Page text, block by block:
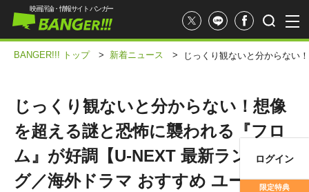
映画記事
映画評論・情報サイト バンガー
ログイン
限定特典
BANGER!!! トップ > 新着ニュース > じっくり観ないと分からない
じっくり観ないと分からない！想像
を超える謎と恐怖に襲われる『フロ
ム』が好調【U-NEXT 最新ランキン
グ／海外ドラマ おすすめ ユーネク